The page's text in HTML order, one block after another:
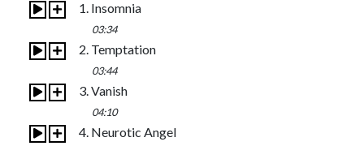
1. Insomnia
03:34
2. Temptation
03:44
3. Vanish
04:10
4. Neurotic Angel